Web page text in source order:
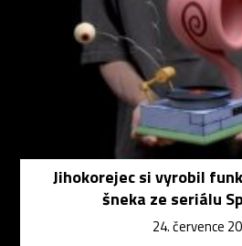
Jihokorejec si vyrobil
šneka ze seriálu
24. července